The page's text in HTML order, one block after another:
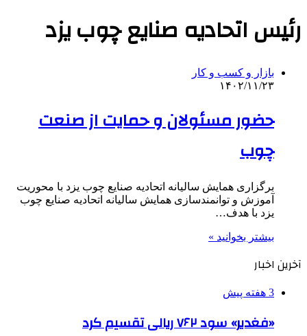
رئیس اتحادیه صنایع چوب یزد
بازار و کسب و کار
۱۴۰۲/۱۱/۲۳
حضور مسئولان و حمایت از صنعت
چوب
برگزاری همایش سالیانه اتحادیه صنایع چوب یزد با محوریت
آموزش و توانمندسازی همایش سالیانه اتحادیه صنایع چوب
یزد با هدف…
بیشتر بخوانید »
آخرین اخبار
3 هفته پیش
«فغدیر» سود ۷۶۲ ریالی تقسیم کرد